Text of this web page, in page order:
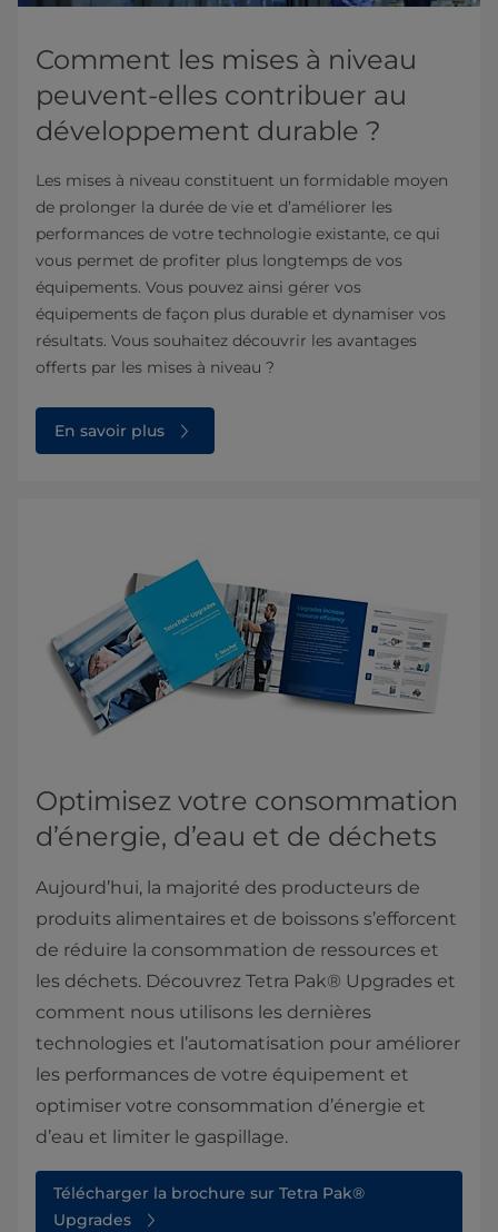
Comment les mises à niveau
peuvent-elles contribuer au
développement durable ?
Les mises à niveau constituent un formidable moyen
de prolonger la durée de vie et d’améliorer les
performances de votre technologie existante, ce qui
vous permet de profiter plus longtemps de vos
équipements. Vous pouvez ainsi gérer vos
équipements de façon plus durable et dynamiser vos
résultats. Vous souhaitez découvrir les avantages
offerts par les mises à niveau ?
En savoir plus
Optimisez votre consommation
d’énergie, d’eau et de déchets
Aujourd’hui, la majorité des producteurs de
produits alimentaires et de boissons s’efforcent
de réduire la consommation de ressources et
les déchets. Découvrez Tetra Pak® Upgrades et
comment nous utilisons les dernières
technologies et l’automatisation pour améliorer
les performances de votre équipement et
optimiser votre consommation d’énergie et
d’eau et limiter le gaspillage.
Télécharger la brochure sur Tetra Pak®
Upgrades